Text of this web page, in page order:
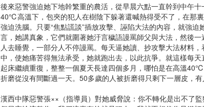
後來惡警強迫她下地幹繁重的農活，從早晨六點一直幹到中午
40℃高溫下，包夾的犯人在樹陰下躲著還喊熱得受不了，在那
強迫洗腦。只要“焦點謊談”插放攻擊、誣陷大法的內容，就強
言，她講真象，它們就圍著她汙言穢語謾罵師父與大法，然後
人去睡覺，一部分人不停謾罵。每天逼她讀、抄攻擊大法材料
中，使她痛苦得無法承受，她就跑出去，以此抗爭。就這樣每
起床繼續重復，整整一個夏天長達四個多月，哪怕是在高溫
折磨從沒有間斷過一天。50多歲的人被折磨得只剩下一層皮，有
漢西中隊惡警張××（指導員）對她威脅說：你不轉化是出不了